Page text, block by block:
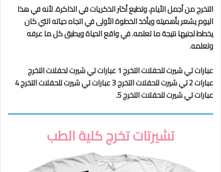
التخرج من أجمل الأيام، وتطبع أكثر الذكريات في الذاكرة. لأنه في هذا
اليوم يشعر بأهميته ويأخذ الخطوة الأولى في اتجاه حياته التي كان
يخطط لجنيها نتيجة ما تعلمه. في واقع الحياة ويطبق كل ما عرفه
وتعلمه.
عبارات تي شيرت للحفلات التخرج 1 عبارات تي شيرت لحفلات التخرج
عبارات 2 تي شيرت للحفلات التخرج 3 عبارات تي شيرت للحفلات التخرج 4
عبارات تي شيرت للحفلات التخرج 5.
تشيرتات تخرج كلية الطب